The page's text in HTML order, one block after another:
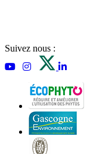
Suivez nous :